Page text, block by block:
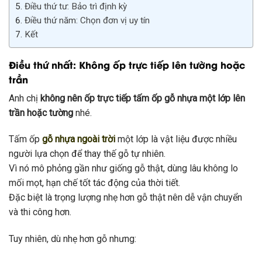
Điều thứ tư: Bảo trì định kỳ
Điều thứ năm: Chọn đơn vị uy tín
Kết
Điều thứ nhất: Không ốp trực tiếp lên tường hoặc
trần
Anh chị không nên ốp trực tiếp tấm ốp gỗ nhựa một lớp lên
trần hoặc tường nhé.
Tấm ốp gỗ nhựa ngoài trời một lớp là vật liệu được nhiều
người lựa chọn để thay thế gỗ tự nhiên.
Vì nó mô phỏng gần như giống gỗ thật, dùng lâu không lo
mối mọt, hạn chế tốt tác động của thời tiết.
Đặc biệt là trọng lượng nhẹ hơn gỗ thật nên dễ vận chuyển
và thi công hơn.
Tuy nhiên, dù nhẹ hơn gỗ nhưng: